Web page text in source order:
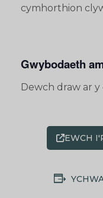
cymhorthion
Gwybodaeth
Dewch draw ar
EWCH